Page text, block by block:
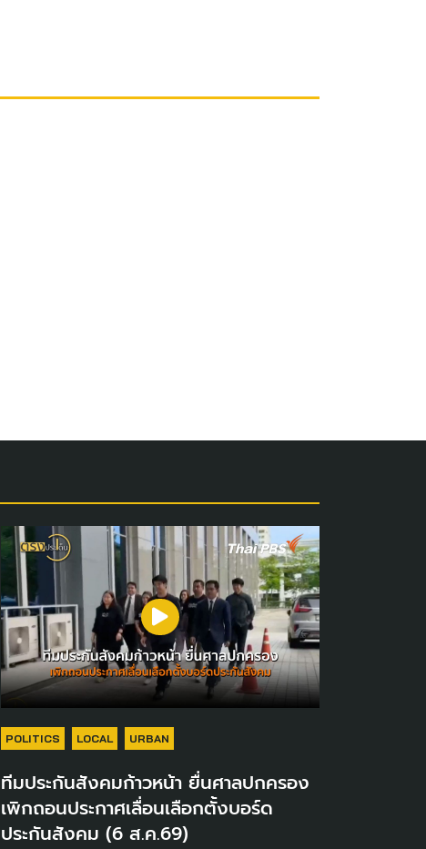
POLITICS LOCAL URBAN
ทีมประกันสังคมก้าวหน้า ยื่นศาลปกครอง
เพิกถอนประกาศเลื่อนเลือกตั้งบอร์ด
ประกันสังคม (6 ส.ค.69)